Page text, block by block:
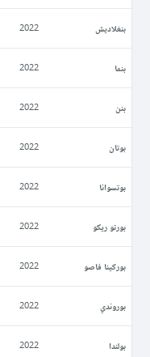
بنغلاديش 2022
بنما 2022
بنن 2022
بوتان 2022
بوتسوانا 2022
بورتو ريكو 2022
بوركينا فاصو 2022
بوروندي 2022
بولندا 2022